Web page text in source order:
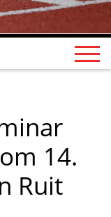
14.
Ruit